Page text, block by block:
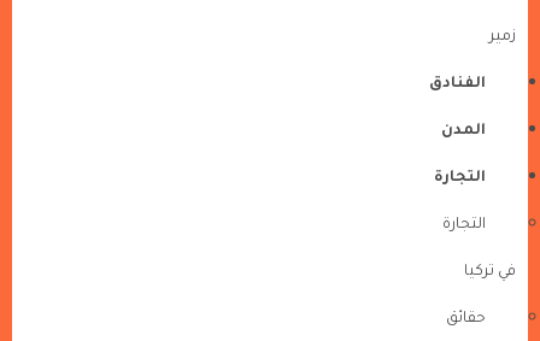
زمير
الفنادق
المدن
التجارة
التجارة
في تركيا
حقائق